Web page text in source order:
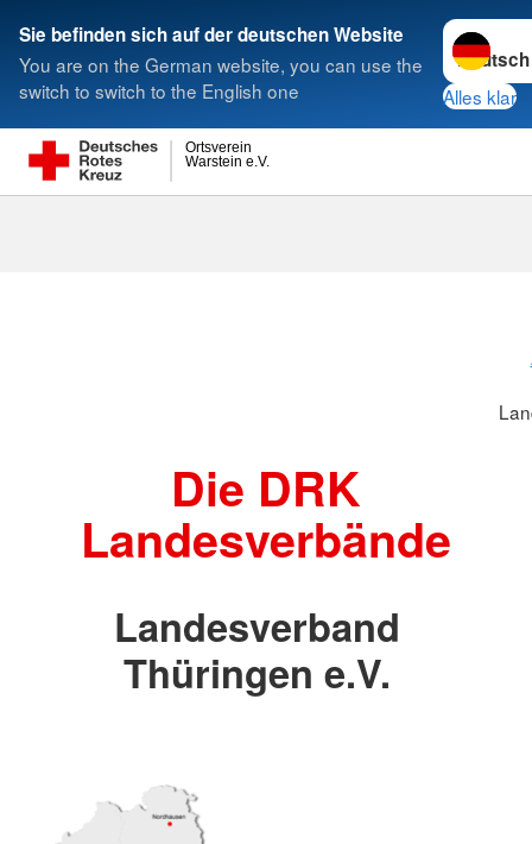
Sie befinden sich auf der deutschen Website
You are on the German website, you can use the
switch to switch to the English one
Sprache
Alles klar
Warstein e.V.
Ortsverein
Suche
Die DRK
Landesverbände
Landesverband
Thüringen e.V.